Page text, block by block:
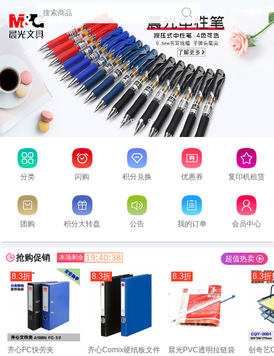

分类 闪购 积分兑换 优惠券 复印机租赁
团购 积分大转盘 公告 我的订单 会员中心
抢购促销 本场剩余 19:40:37 超值热卖
8.3折
齐心FC快劳夹
8.3折
齐心Comix硬纸板文件
8.3折
晨光PVC透明拉链袋
8.3折
创奇艺